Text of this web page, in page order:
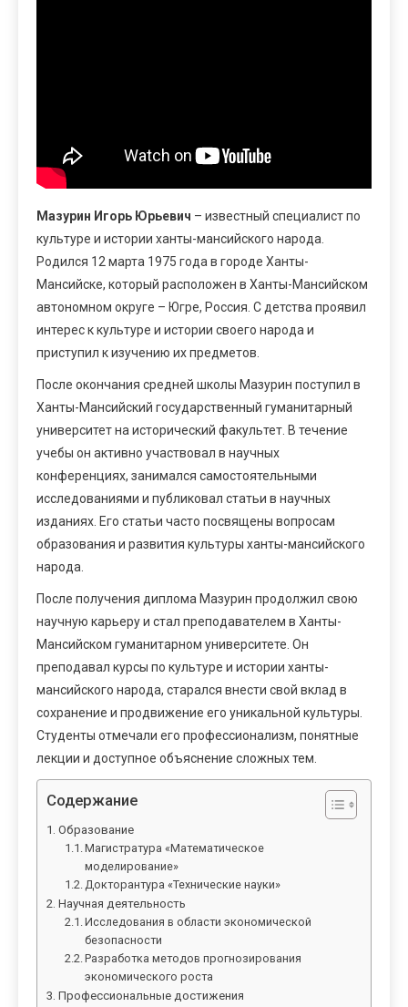
Мазурин Игорь Юрьевич – известный специалист по
культуре и истории ханты-мансийского народа.
Родился 12 марта 1975 года в городе Ханты-
Мансийске, который расположен в Ханты-Мансийском
автономном округе – Югре, Россия. С детства проявил
интерес к культуре и истории своего народа и
приступил к изучению их предметов.
После окончания средней школы Мазурин поступил в
Ханты-Мансийский государственный гуманитарный
университет на исторический факультет. В течение
учебы он активно участвовал в научных
конференциях, занимался самостоятельными
исследованиями и публиковал статьи в научных
изданиях. Его статьи часто посвящены вопросам
образования и развития культуры ханты-мансийского
народа.
После получения диплома Мазурин продолжил свою
научную карьеру и стал преподавателем в Ханты-
Мансийском гуманитарном университете. Он
преподавал курсы по культуре и истории ханты-
мансийского народа, старался внести свой вклад в
сохранение и продвижение его уникальной культуры.
Студенты отмечали его профессионализм, понятные
лекции и доступное объяснение сложных тем.
Содержание
Образование
Магистратура «Математическое
моделирование»
Докторантура «Технические науки»
Научная деятельность
Исследования в области экономической
безопасности
Разработка методов прогнозирования
экономического роста
Профессиональные достижения